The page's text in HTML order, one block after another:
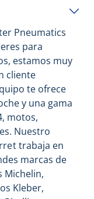
Pneumatics
para
estamos muy
cliente
te ofrece
y una gama
motos,
Nuestro
trabaja en
marcas de
Michelin,
Kleber,